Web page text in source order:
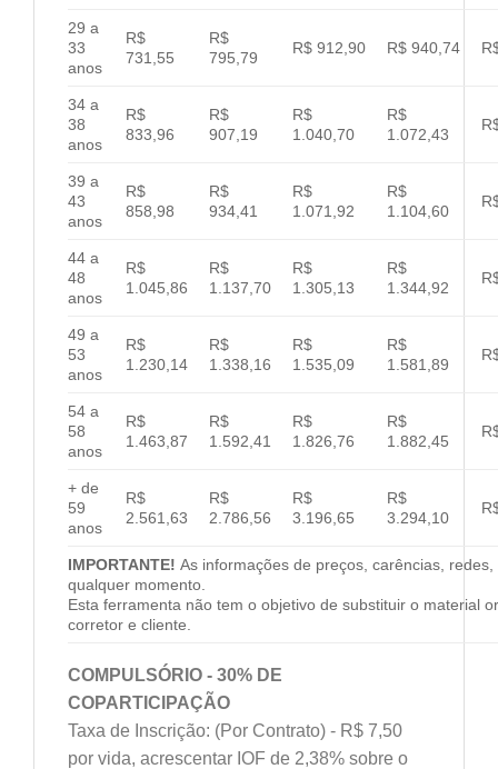
29 a
33
anos
R$
731,55
R$
795,79
R$ 912,90 R$ 940,74
34 a
38
anos
R$
833,96
R$
907,19
R$
1.040,70
R$
1.072,43
39 a
43
anos
R$
858,98
R$
934,41
R$
1.071,92
R$
1.104,60
44 a
48
anos
R$
1.045,86
R$
1.137,70
R$
1.305,13
R$
1.344,92
49 a
53
anos
R$
1.230,14
R$
1.338,16
R$
1.535,09
R$
1.581,89
54 a
58
anos
R$
1.463,87
R$
1.592,41
R$
1.826,76
R$
1.882,45
+ de
59
anos
R$
2.561,63
R$
2.786,56
R$
3.196,65
R$
3.294,10
IMPORTANTE! As informações de preços, carências,
qualquer momento.
Esta ferramenta não tem o objetivo de substituir o material
corretor e cliente.
COMPULSÓRIO - 30% DE
COPARTICIPAÇÃO
Taxa de Inscrição: (Por Contrato) - R$ 7,50
por vida, acrescentar IOF de 2,38% sobre o